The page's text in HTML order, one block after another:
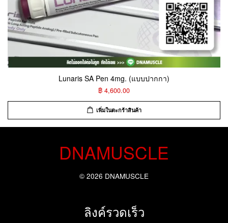
Lunaris SA Pen 4mg. (แบบปากกา)
฿ 4,600.00
เพิ่มในตะกร้าสินค้า
DNAMUSCLE
© 2026 DNAMUSCLE
ลิงค์รวดเร็ว